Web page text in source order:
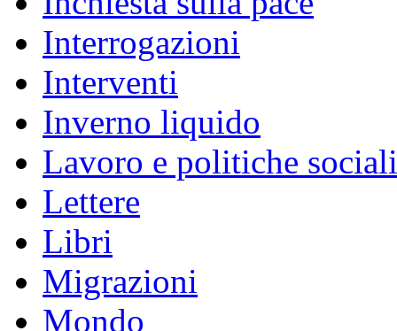
Interrogazioni
Interventi
Inverno liquido
Lavoro e politiche sociali
Lettere
Libri
Migrazioni
Mondo